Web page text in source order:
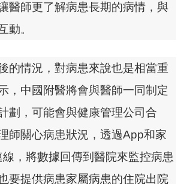
醫師更了解病患長期的病情，與
動。
的情況，對病患來說也是相當重
，中國附醫將會與醫師一同制定
劃，可能會與健康管理公司合
師關心病患狀況，透過App和家
，將數據回傳到醫院來監控病患
要提供病患家屬病患的住院出院